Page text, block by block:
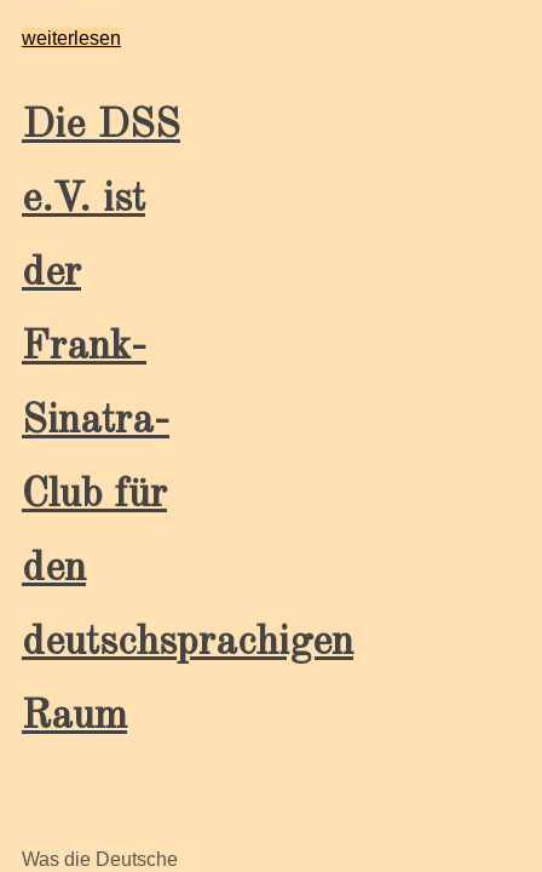
weiterlesen
Die DSS
e.V. ist
der
Frank-
Sinatra-
Club für
den
deutschsprachigen
Raum
Was die Deutsche